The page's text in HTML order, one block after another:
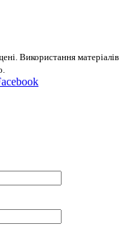
Використання матеріалів